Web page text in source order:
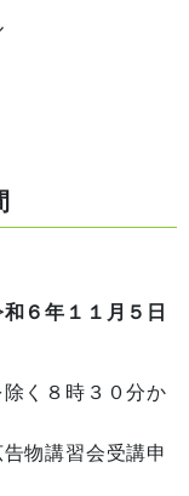
６年１１月５日
く８時３０分か
物講習会受講申